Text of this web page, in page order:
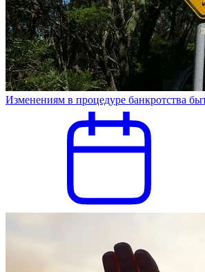
Изменениям в процедуре банкротства